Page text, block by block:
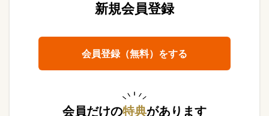
新規会員登録
会員登録（無料）をする
会員だけの特典があります